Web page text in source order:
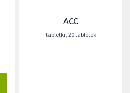
ACC
tabletki, 20 tabletek